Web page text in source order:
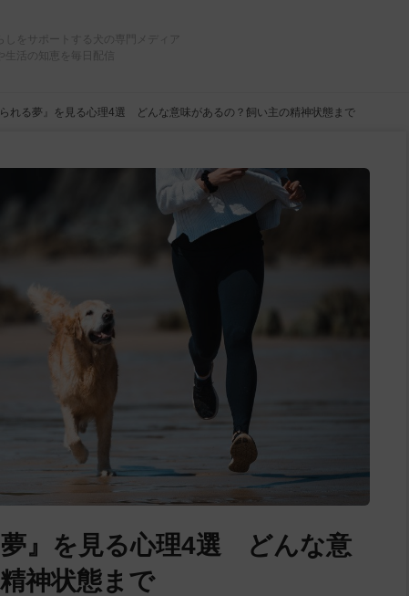
をサポートする犬の専門メディア
活の知恵を毎日配信
れる夢』を見る心理4選 どんな意味があるの？飼い主の精神状態まで
』を見る心理4選 どんな意
神状態まで